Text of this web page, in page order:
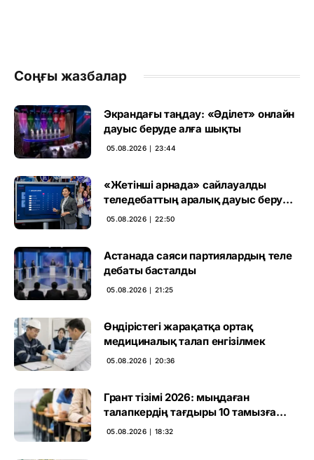
Соңғы жазбалар
Экрандағы таңдау: «Әділет» онлайн
дауыс беруде алға шықты
05.08.2026 ∣ 23:44
«Жетінші арнада» сайлауалды
теледебаттың аралық дауыс беру
нәтижесі жарияланды
05.08.2026 ∣ 22:50
Астанада саяси партиялардың теле
дебаты басталды
05.08.2026 ∣ 21:25
Өндірістегі жарақатқа ортақ
медициналық талап енгізілмек
05.08.2026 ∣ 20:36
Грант тізімі 2026: мыңдаған
талапкердің тағдыры 10 тамызға
дейін белгілі болады
05.08.2026 ∣ 18:32